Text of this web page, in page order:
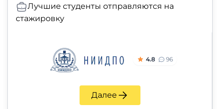
Лучшие студенты отправляются на
стажировку
4.8 96
Далее